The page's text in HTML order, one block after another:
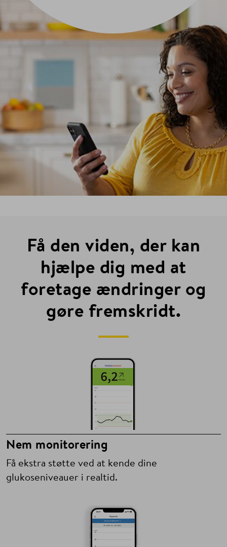
Få den viden, der kan
hjælpe dig med at
foretage ændringer og
gøre fremskridt.
Nem monitorering
Få ekstra støtte ved at kende dine
glukoseniveauer i realtid.